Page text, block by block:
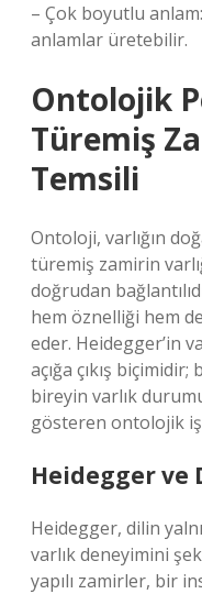
– Çok boyutlu
anlamlar üretebilir.
Ontolojik
Türemiş
Temsili
Ontoloji, varlığın
türemiş zamirin
doğrudan
hem öznelliği hem
eder. Heidegger’in
açığa çıkış
bireyin varlık
gösteren ontolojik
Heidegger
Heidegger, dilin
varlık deneyimini
yapılı zamirler, bir